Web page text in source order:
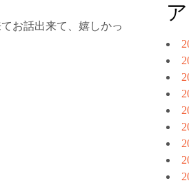
お話出来て、嬉しかっ